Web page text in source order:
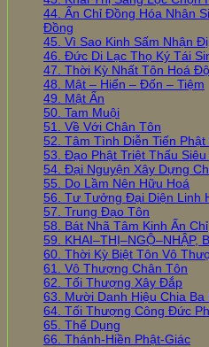
44. Ấn Chỉ Đồng Hóa Nhân
Đồng
45. Vì Sao Kinh Sấm Nhận
46. Đức Di Lạc Thọ Ký Tái
47. Thời Kỳ Nhất Tôn Hoá
48. Mật – Hiển – Đốn – Tiệm
49. Mật Ấn
50. Tam Muội
51. Về Với Chân Tôn
52. Tâm Tình Diễn Tiến
53. Đạo Phật Triệt Thấu
54. Đại Nguyện Xây Dựng
55. Do Lầm Nên Hữu Hoá
56. Tư Tưởng Đại Diện Linh
57. Trung Đạo Tôn
58. Bát Nhã Tâm Kinh Ấn Chỉ
59. KHAI–THỊ–NGỘ–NHẬP,
60. Thời Kỳ Biệt Tôn Vô
61. Vô Thượng Chân Tôn
62. Tối Thượng Xây Đắp
63. Mười Danh Hiệu Chia Ba
64. Tối Thượng Công Đức
65. Thể Dụng
66. Thánh-Hiền Phật-Giác